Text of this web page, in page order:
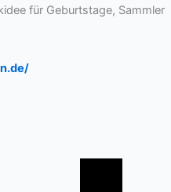
für Geburtstage, Sammler